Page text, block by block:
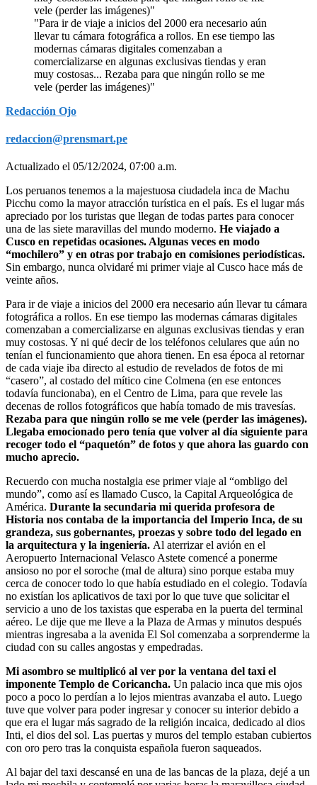
"Para ir de viaje a inicios del 2000 era necesario aún
llevar tu cámara fotográfica a rollos. En ese tiempo las
modernas cámaras digitales comenzaban a
comercializarse en algunas exclusivas tiendas y eran
muy costosas... Rezaba para que ningún rollo se me
vele (perder las imágenes)"
Redacción Ojo
redaccion@prensmart.pe
Actualizado el 05/12/2024, 07:00 a.m.
Los peruanos tenemos a la majestuosa ciudadela inca de Machu
Picchu como la mayor atracción turística en el país. Es el lugar más
apreciado por los turistas que llegan de todas partes para conocer
una de las siete maravillas del mundo moderno. He viajado a
Cusco en repetidas ocasiones. Algunas veces en modo
“mochilero” y en otras por trabajo en comisiones periodísticas.
Sin embargo, nunca olvidaré mi primer viaje al Cusco hace más de
veinte años.
Para ir de viaje a inicios del 2000 era necesario aún llevar tu cámara
fotográfica a rollos. En ese tiempo las modernas cámaras digitales
comenzaban a comercializarse en algunas exclusivas tiendas y eran
muy costosas. Y ni qué decir de los teléfonos celulares que aún no
tenían el funcionamiento que ahora tienen. En esa época al retornar
de cada viaje iba directo al estudio de revelados de fotos de mi
“casero”, al costado del mítico cine Colmena (en ese entonces
todavía funcionaba), en el Centro de Lima, para que revele las
decenas de rollos fotográficos que había tomado de mis travesías.
Rezaba para que ningún rollo se me vele (perder las imágenes).
Llegaba emocionado pero tenía que volver al día siguiente para
recoger todo el “paquetón” de fotos y que ahora las guardo con
mucho aprecio.
Recuerdo con mucha nostalgia ese primer viaje al “ombligo del
mundo”, como así es llamado Cusco, la Capital Arqueológica de
América. Durante la secundaria mi querida profesora de
Historia nos contaba de la importancia del Imperio Inca, de su
grandeza, sus gobernantes, proezas y sobre todo del legado en
la arquitectura y la ingeniería. Al aterrizar el avión en el
Aeropuerto Internacional Velasco Astete comencé a ponerme
ansioso no por el soroche (mal de altura) sino porque estaba muy
cerca de conocer todo lo que había estudiado en el colegio. Todavía
no existían los aplicativos de taxi por lo que tuve que solicitar el
servicio a uno de los taxistas que esperaba en la puerta del terminal
aéreo. Le dije que me lleve a la Plaza de Armas y minutos después
mientras ingresaba a la avenida El Sol comenzaba a sorprenderme la
ciudad con su calles angostas y empedradas.
Mi asombro se multiplicó al ver por la ventana del taxi el
imponente Templo de Coricancha. Un palacio inca que mis ojos
poco a poco lo perdían a lo lejos mientras avanzaba el auto. Luego
tuve que volver para poder ingresar y conocer su interior debido a
que era el lugar más sagrado de la religión incaica, dedicado al dios
Inti, el dios del sol. Las puertas y muros del templo estaban cubiertos
con oro pero tras la conquista española fueron saqueados.
Al bajar del taxi descansé en una de las bancas de la plaza, dejé a un